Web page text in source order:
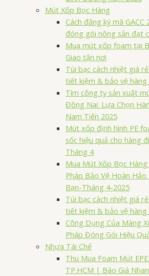
Mút Xốp Bọc Hàng
Cách đăng ký mã
đóng gói nông sản đạt
Mua mút xốp foam tại
Giao tận nơi
Túi bạc cách nhiệt giá
tiết kiệm & bảo vệ
Tìm công ty sản xuất
Đồng Nai: Lựa Chọn
Nam Tiến 2025
Mút xốp định hình PE
sốc hiệu quả cho hàng
Tháng 4
Mua Mút Xốp Bọc
Pháp Bảo Vệ Hoàn
Bạn-Tháng 4-2025
Túi bạc cách nhiệt giá
tiết kiệm & bảo vệ
Công Dụng Của Màng
Pháp Đóng Gói Hiệu
Nhựa Tái Chế
Thu Mua Foam Mút
TP.HCM | Báo Giá